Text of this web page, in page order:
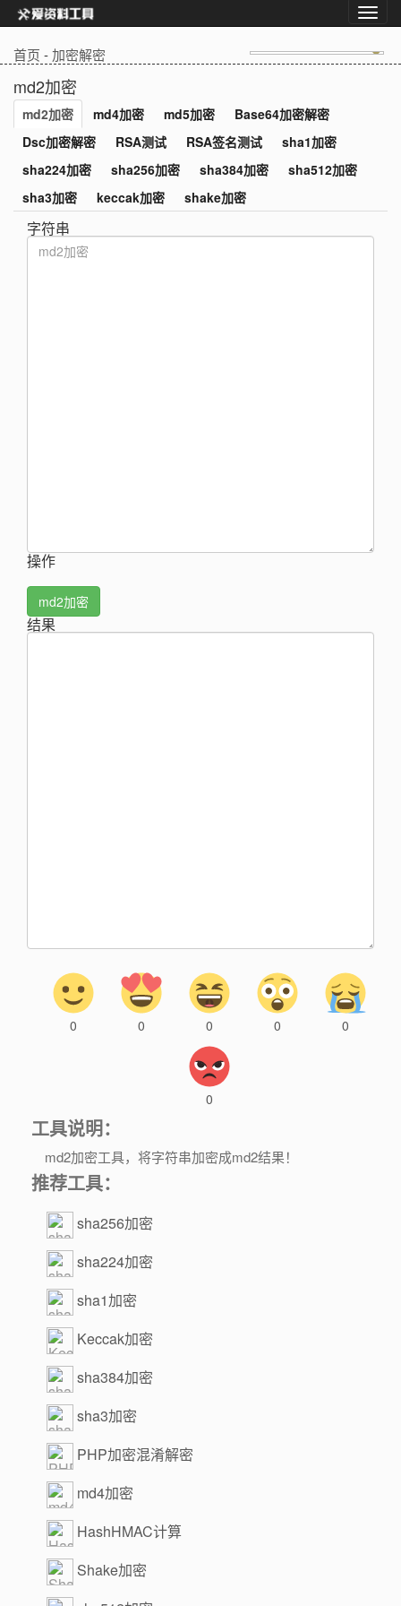
首页 -加密解密
md2加密
md2加密 md4加密 md5加密
Base64加密解密
Dsc加密解密
RSA测试 RSA签名测试
sha1加密
sha224加密
sha256加密 sha384加密
sha512加密
sha3加密
keccak加密 shake加密
字符串
操作
md2加密
结果
0 0 0 0 0
0
工具说明：
md2加密工具，将字符串加密成md2结果！
推荐工具：
sha256加密
sha224加密
sha1加密
Keccak加密
sha384加密
sha3加密
PHP加密混淆解密
md4加密
HashHMAC计算
Shake加密